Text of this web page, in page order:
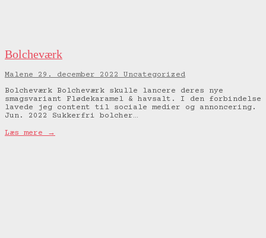
Bolcheværk
Malene 29. december 2022
Uncategorized
Bolcheværk Bolcheværk skulle lancere deres nye
smagsvariant Flødekaramel & havsalt. I den forbindelse
lavede jeg content til sociale medier og annoncering.
Jun. 2022 Sukkerfri bolcher…
Læs mere →